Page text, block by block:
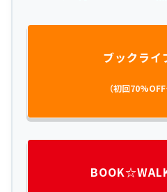
ブックライ
（初回70%OFF